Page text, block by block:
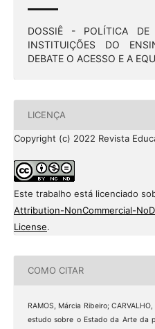
DOSSIÊ - POLÍTICA DE
INSTITUIÇÕES DO
DEBATE O ACESSO E A
LICENÇA
Copyright (c) 2022 Revista
Este trabalho está licenciado
Attribution-NonCommercial-
License.
COMO CITAR
RAMOS, Márcia Ribeiro;
estudo sobre o Estado da Arte da